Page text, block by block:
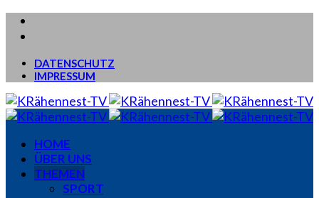
DATENSCHUTZ
IMPRESSUM
HOME
ÜBER UNS
THEMEN
SPORT